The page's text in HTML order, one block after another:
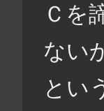
Ｃを
ない
とい